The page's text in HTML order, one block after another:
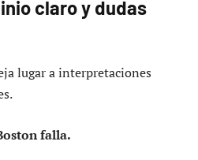
claro y dudas
lugar a interpretaciones
falla.